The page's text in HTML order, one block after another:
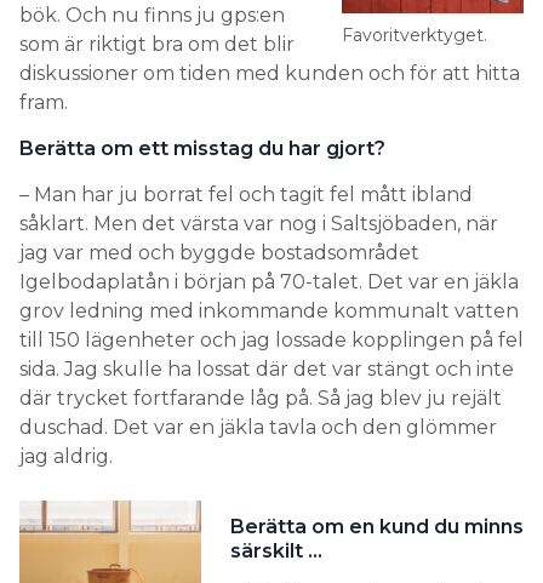
Favoritverktyget.
bök. Och nu finns ju gps:en
som är riktigt bra om det blir
diskussioner om tiden med kunden och för att hitta
fram.
Berätta om ett misstag du har gjort?
– Man har ju borrat fel och tagit fel mått ibland
såklart. Men det värsta var nog i Saltsjöbaden, när
jag var med och byggde bostadsområdet
Igelbodaplatån i början på 70-talet. Det var en jäkla
grov ledning med inkommande kommunalt vatten
till 150 lägenheter och jag lossade kopplingen på fel
sida. Jag skulle ha lossat där det var stängt och inte
där trycket fortfarande låg på. Så jag blev ju rejält
duschad. Det var en jäkla tavla och den glömmer
jag aldrig.
Berätta om en kund du minns
särskilt …